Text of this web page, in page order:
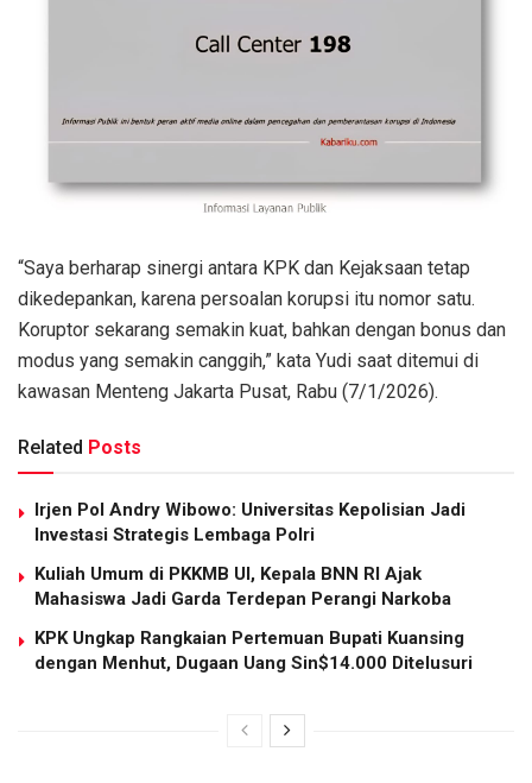
“Saya berharap sinergi antara KPK dan Kejaksaan tetap
dikedepankan, karena persoalan korupsi itu nomor satu.
Koruptor sekarang semakin kuat, bahkan dengan bonus dan
modus yang semakin canggih,” kata Yudi saat ditemui di
kawasan Menteng Jakarta Pusat, Rabu (7/1/2026).
Related Posts
Irjen Pol Andry Wibowo: Universitas Kepolisian Jadi
Investasi Strategis Lembaga Polri
Kuliah Umum di PKKMB UI, Kepala BNN RI Ajak
Mahasiswa Jadi Garda Terdepan Perangi Narkoba
KPK Ungkap Rangkaian Pertemuan Bupati Kuansing
dengan Menhut, Dugaan Uang Sin$14.000 Ditelusuri